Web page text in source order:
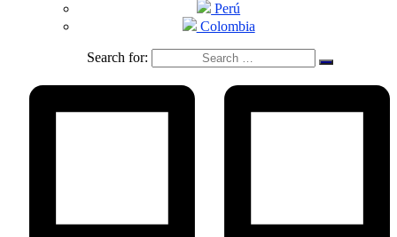
Perú
Colombia
Search for: